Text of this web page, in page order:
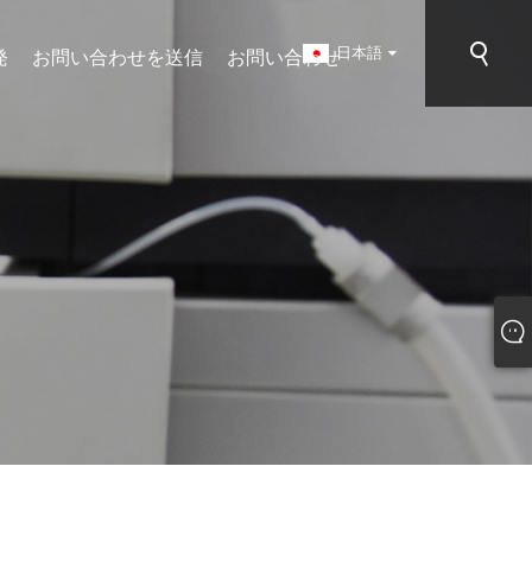
お問い合わせを送信 お問い合わせ日本語